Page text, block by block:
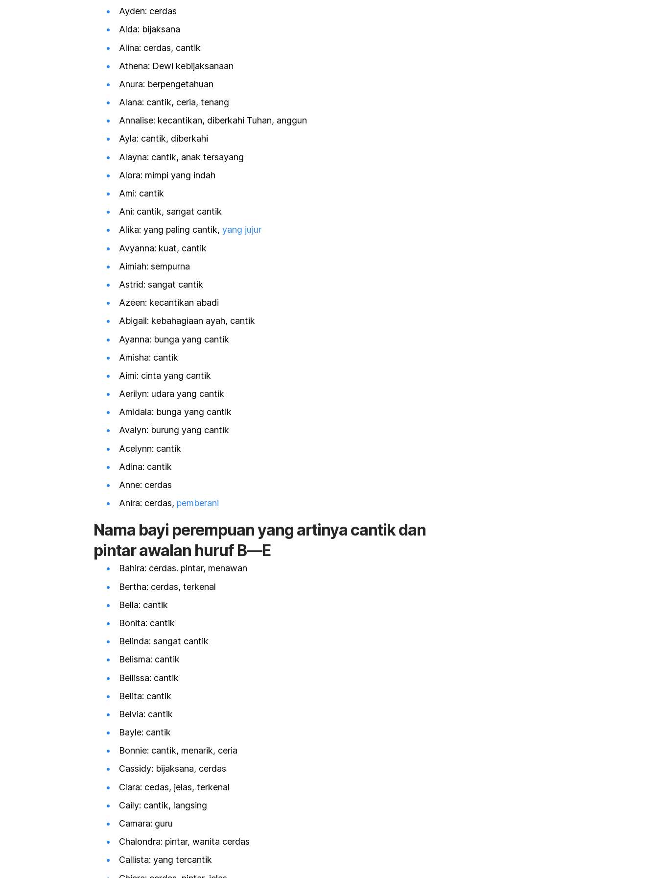
Ayden: cerdas
Alda: bijaksana
Alina: cerdas, cantik
Athena: Dewi kebijaksanaan
Anura: berpengetahuan
Alana: cantik, ceria, tenang
Annalise: kecantikan, diberkahi Tuhan, anggun
Ayla: cantik, diberkahi
Alayna: cantik, anak tersayang
Alora: mimpi yang indah
Ami: cantik
Ani: cantik, sangat cantik
Alika: yang paling cantik, yang jujur
Avyanna: kuat, cantik
Aimiah: sempurna
Astrid: sangat cantik
Azeen: kecantikan abadi
Abigail: kebahagiaan ayah, cantik
Ayanna: bunga yang cantik
Amisha: cantik
Aimi: cinta yang cantik
Aerilyn: udara yang cantik
Amidala: bunga yang cantik
Avalyn: burung yang cantik
Acelynn: cantik
Adina: cantik
Anne: cerdas
Anira: cerdas, pemberani
Nama bayi perempuan yang artinya cantik dan
pintar awalan huruf B—E
Bahira: cerdas. pintar, menawan
Bertha: cerdas, terkenal
Bella: cantik
Bonita: cantik
Belinda: sangat cantik
Belisma: cantik
Bellissa: cantik
Belita: cantik
Belvia: cantik
Bayle: cantik
Bonnie: cantik, menarik, ceria
Cassidy: bijaksana, cerdas
Clara: cedas, jelas, terkenal
Caily: cantik, langsing
Camara: guru
Chalondra: pintar, wanita cerdas
Callista: yang tercantik